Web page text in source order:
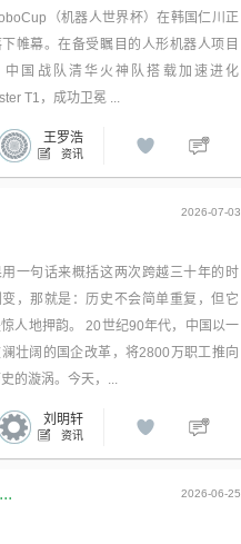
（机器人世界杯）在韩国仁川正
帷幕。在备受瞩目的人形机器人项目
中国战队清华火神队搭载加速进化
T1，成功卫冕 ...
王罗浩
资讯
2026-07-03
一句话来概括这两次跨越三十年的时
，那就是：历史不会简单重复，但它
人地押韵。 20世纪90年代，中国以一
壮阔的国企改革，将2800万职工推向
史的漩涡。今天，...
刘明轩
资讯
2026-06-25